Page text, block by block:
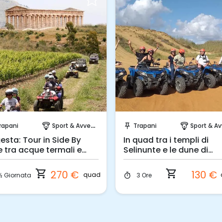
paragliding Sport & Avventura
Tour in Side By
tra acque termali e
Giornata shopping_cart 270 € quad
push_pin Trapani paragliding Sport &
In quad tra i templi di
Selinunte e le dune di
sabbia
timer 3 Ore shopping_cart 130 €